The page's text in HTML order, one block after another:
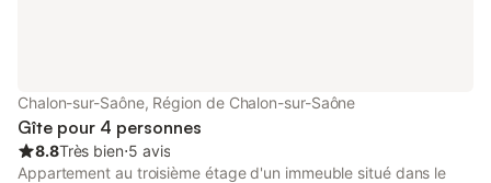
Chalon-sur-Saône, Région de Chalon-sur-Saône
Gîte pour 4 personnes
8.8Très bien⋅5 avis
Appartement au troisième étage d'un immeuble situé dans le